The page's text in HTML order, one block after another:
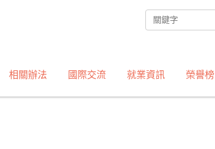
相關辦法 國際交流 就業資訊 榮譽榜